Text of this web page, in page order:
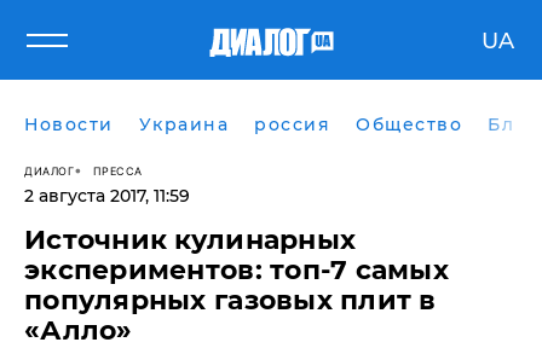
UA
Новости Украина россия Общество
ДИАЛОГ ПРЕССА
2 августа 2017, 11:59
Источник кулинарных
экспериментов: топ-7 самых
популярных газовых плит в
«Алло»